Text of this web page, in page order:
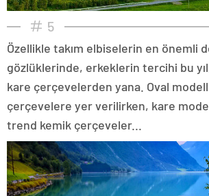
5
Özellikle takım elbiselerin en önemli
gözlüklerinde, erkeklerin tercihi bu
kare çerçevelerden yana. Oval
çerçevelere yer verilirken, kare
trend kemik çerçeveler...